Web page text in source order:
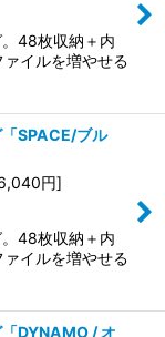
。48枚収納＋内
イルを増やせる
SPACE/ブル
円]
。48枚収納＋内
イルを増やせる
DYNAMO / オ